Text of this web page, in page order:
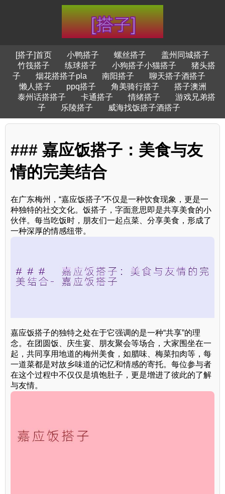
[搭子]首页 小鸭搭子 螺丝搭子
盖州同城搭子
竹筏搭子
练球搭子 小狗搭子小猫搭子
猪头搭
子
烟花搭搭子pla 南阳搭子
聊天搭子酒搭子
懒人搭子
ppq搭子 角美骑行搭子
搭子澳洲
泰州话搭搭子
卡通搭子 情绪搭子
游戏兄弟搭
子
乐陵搭子 威海找饭搭子酒搭子
### 嘉应饭搭子：美食与友
情的完美结合
在广东梅州，“嘉应饭搭子”不仅是一种饮食现象，更是一
种独特的社交文化。饭搭子，字面意思即是共享美食的小
伙伴。每当吃饭时，朋友们一起点菜、分享美食，形成了
一种深厚的情感纽带。
嘉应饭搭子的独特之处在于它强调的是一种“共享”的理
念。在团圆饭、庆生宴、朋友聚会等场合，大家围坐在一
起，共同享用地道的梅州美食，如腊味、梅菜扣肉等，每
一道菜都是对故乡味道的记忆和情感的寄托。每位参与者
在这个过程中不仅仅是填饱肚子，更是增进了彼此的了解
与友情。